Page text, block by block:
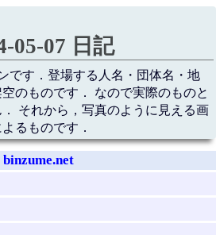
05-07 日記
です．登場する人名・団体名・地
のものです． なので実際のものと
それから，写真のように見える画
るものです．
binzume.net